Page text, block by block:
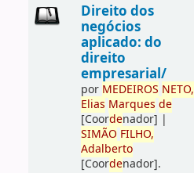
Direito dos
negócios
aplicado: do
direito
empresarial/
por MEDEIROS NETO,
Elias Marques de
[Coordenador] |
SIMÃO FILHO,
Adalberto
[Coordenador].